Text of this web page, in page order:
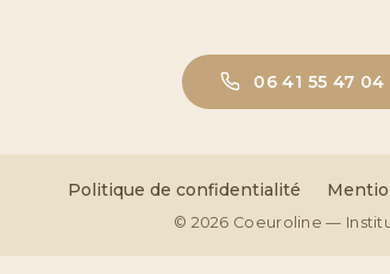
06 41 55 47 04
Politique de confidentialité
© 2026 Coeuroline —